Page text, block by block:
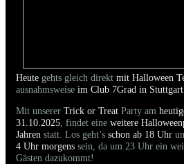
Heute gehts gleich direkt mit Halloween
ausnahmsweise im Club 7Grad in
Mit unserer Trick or Treat Party am
31.10.2025 , findet eine weitere
Jahren statt. Los geht’s schon ab 18 Uhr
4 Uhr morgens sein, da um 23 Uhr ein
Gästen dazukommt!